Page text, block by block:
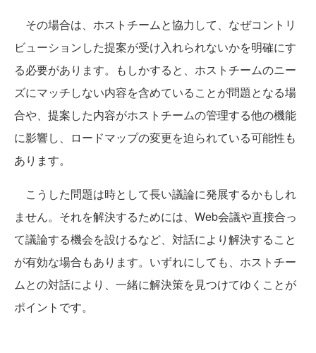
その場合は、ホストチームと協力して、なぜコントリ
ビューションした提案が受け入れられないかを明確にす
る必要があります。もしかすると、ホストチームのニー
ズにマッチしない内容を含めていることが問題となる場
合や、提案した内容がホストチームの管理する他の機能
に影響し、ロードマップの変更を迫られている可能性も
あります。
こうした問題は時として長い議論に発展するかもしれ
ません。それを解決するためには、Web会議や直接合っ
て議論する機会を設けるなど、対話により解決すること
が有効な場合もあります。いずれにしても、ホストチー
ムとの対話により、一緒に解決策を見つけてゆくことが
ポイントです。